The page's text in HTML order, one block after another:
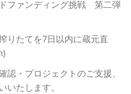
ファンディング挑戦 第二弾
りたてを7日以内に蔵元直
認・プロジェクトのご支援、
いたします。